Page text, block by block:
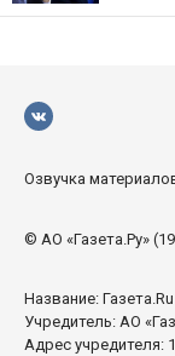
Озвучка
© АО «Газета.Ру»
Название: Газета.Ru
Учредитель: АО
Адрес учредителя: